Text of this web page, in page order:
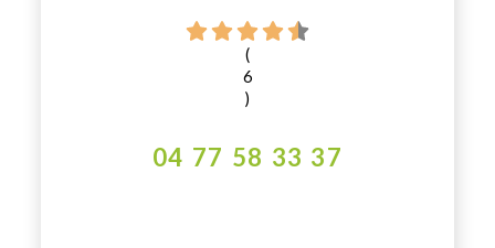
(
6
)
04 77 58 33 37